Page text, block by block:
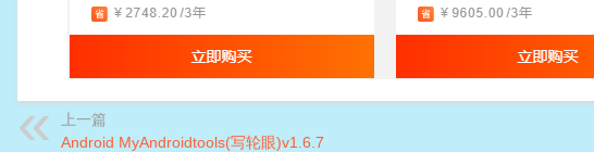
上一篇
Android MyAndroidtools(写轮眼)v1.6.7